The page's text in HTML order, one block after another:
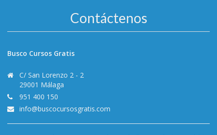
Contáctenos
Busco Cursos Gratis
C/ San Lorenzo 2 - 2
29001 Málaga
951 400 150
info@buscocursosgratis.com